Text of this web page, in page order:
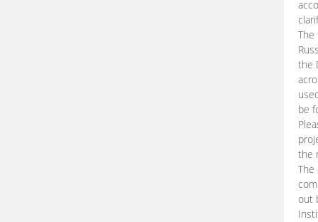
The
the
be
the
The
out